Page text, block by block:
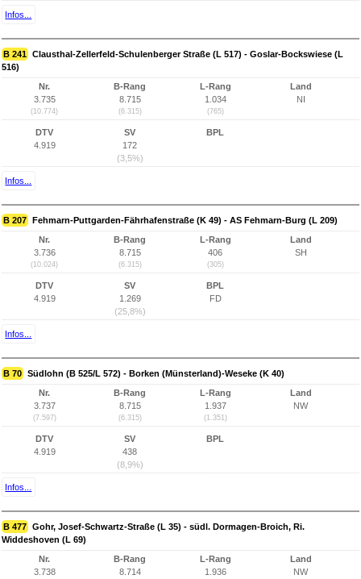
Infos...
B 241 Clausthal-Zellerfeld-Schulenberger Straße (L 517) - Goslar-Bockswiese (L
516)
Nr.
3.735
(10.774)
B-Rang
8.715
(6.315)
L-Rang
1.034
(765)
Land
NI
DTV
4.919
SV
172
(3,5%)
BPL
Infos...
B 207 Fehmarn-Puttgarden-Fährhafenstraße (K 49) - AS Fehmarn-Burg (L 209)
Nr.
3.736
(10.024)
B-Rang
8.715
(6.315)
L-Rang
406
(305)
Land
SH
DTV
4.919
SV
1.269
(25,8%)
BPL
FD
Infos...
B 70 Südlohn (B 525/L 572) - Borken (Münsterland)-Weseke (K 40)
Nr.
3.737
(7.597)
B-Rang
8.715
(6.315)
L-Rang
1.937
(1.351)
Land
NW
DTV
4.919
SV
438
(8,9%)
BPL
Infos...
B 477 Gohr, Josef-Schwartz-Straße (L 35) - südl. Dormagen-Broich, Ri.
Widdeshoven (L 69)
Nr.
3.738
B-Rang
8.714
L-Rang
1.936
Land
NW